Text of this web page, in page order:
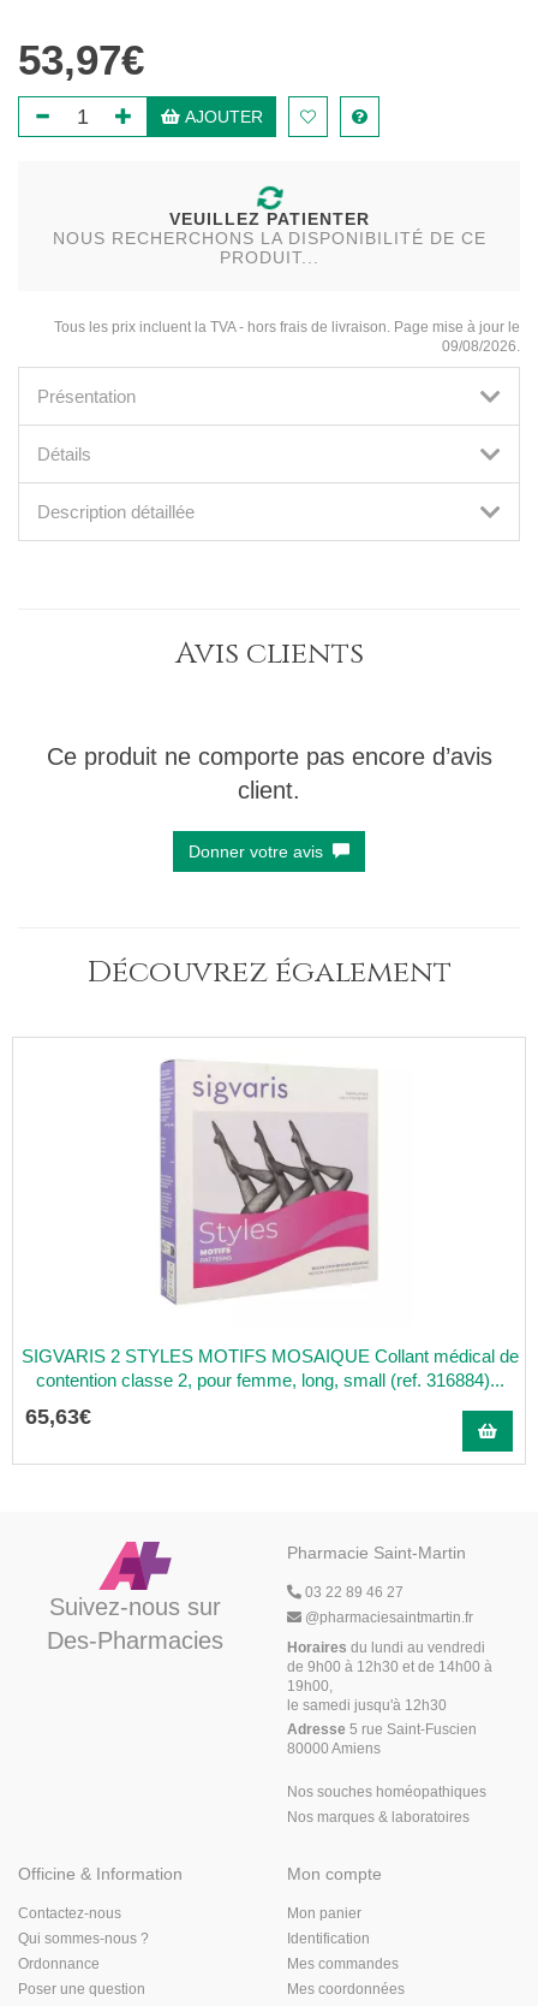
53,97€
AJOUTER
VEUILLEZ PATIENTER
NOUS RECHERCHONS LA DISPONIBILITÉ DE CE
PRODUIT...
Tous les prix incluent la TVA - hors frais de livraison. Page mise à jour le
09/08/2026.
Présentation
Détails
Description détaillée
Avis clients
Ce produit ne comporte pas encore d’avis
client.
Donner votre avis
Découvrez également
SIGVARIS 2 STYLES MOTIFS MOSAIQUE Collant médical de
contention classe 2, pour femme, long, small (ref. 316884)...
65,63€
Suivez-nous sur
Des-Pharmacies
Pharmacie Saint-Martin
03 22 89 46 27
@pharmaciesaintmartin.fr
Horaires du lundi au vendredi
de 9h00 à 12h30 et de 14h00 à
19h00,
le samedi jusqu'à 12h30
Adresse 5 rue Saint-Fuscien
80000 Amiens
Nos souches homéopathiques
Nos marques & laboratoires
Officine & Information
Contactez-nous
Qui sommes-nous ?
Ordonnance
Poser une question
Mon compte
Mon panier
Identification
Mes commandes
Mes coordonnées